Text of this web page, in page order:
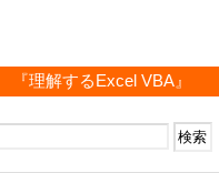
『理解するExcel VBA』